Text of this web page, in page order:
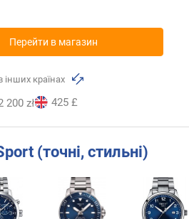
Перейти в магазин
інших країнах
200 zł 425 £
(точні, стильні)